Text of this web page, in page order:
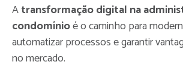
Atransformação digital na
condomínioé o caminho para
automatizar processos e garantir
no mercado.